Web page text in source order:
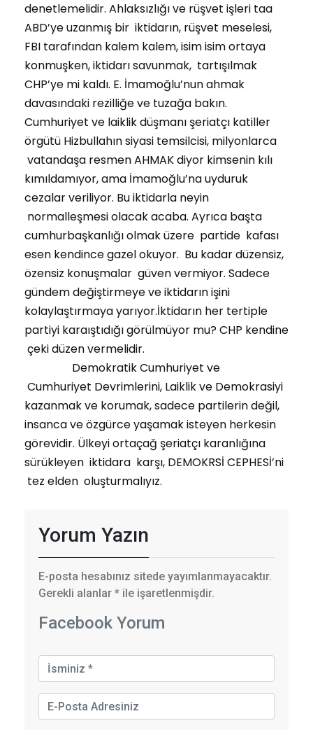
denetlemelidir. Ahlaksızlığı ve rüşvet işleri taa
ABD’ye uzanmış bir iktidarın, rüşvet meselesi,
FBI tarafından kalem kalem, isim isim ortaya
konmuşken, iktidarı savunmak, tartışılmak
CHP’ye mi kaldı. E. İmamoğlu’nun ahmak
davasındaki rezilliğe ve tuzağa bakın.
Cumhuriyet ve laiklik düşmanı şeriatçı katiller
örgütü Hizbullahın siyasi temsilcisi, milyonlarca
vatandaşa resmen AHMAK diyor kimsenin kılı
kımıldamıyor, ama İmamoğlu’na uyduruk
cezalar veriliyor. Bu iktidarla neyin
normalleşmesi olacak acaba. Ayrıca başta
cumhurbaşkanlığı olmak üzere partide kafası
esen kendince gazel okuyor. Bu kadar düzensiz,
özensiz konuşmalar güven vermiyor. Sadece
gündem değiştirmeye ve iktidarın işini
kolaylaştırmaya yarıyor.İktidarın her tertiple
partiyi karaıştıdığı görülmüyor mu? CHP kendine
çeki düzen vermelidir.
Demokratik Cumhuriyet ve
Cumhuriyet Devrimlerini, Laiklik ve Demokrasiyi
kazanmak ve korumak, sadece partilerin değil,
insanca ve özgürce yaşamak isteyen herkesin
görevidir. Ülkeyi ortaçağ şeriatçı karanlığına
sürükleyen iktidara karşı, DEMOKRSİ CEPHESİ’ni
tez elden oluşturmalıyız.
Yorum Yazın
E-posta hesabınız sitede yayımlanmayacaktır.
Gerekli alanlar * ile işaretlenmişdir.
Facebook Yorum